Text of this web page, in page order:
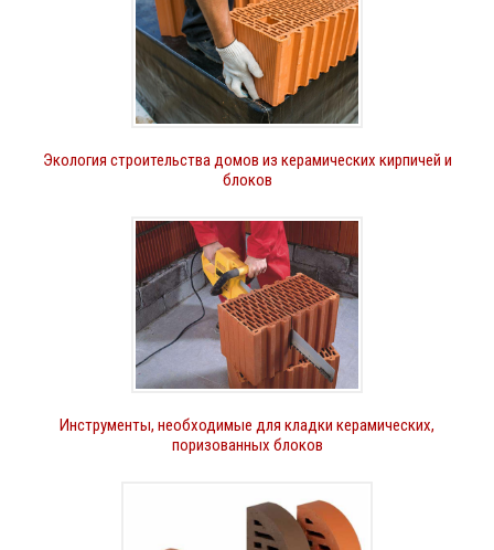
Экология строительства домов из керамических кирпичей и
блоков
Инструменты, необходимые для кладки керамических,
поризованных блоков